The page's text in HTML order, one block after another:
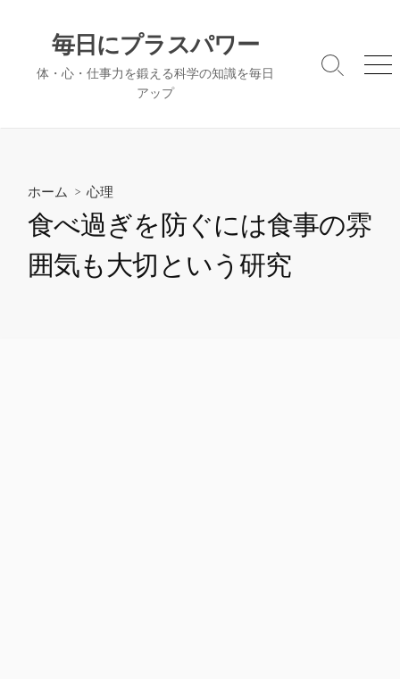
毎日にプラスパワー
体・心・仕事力を鍛える科学の知識を毎日
アップ
検
メ
ホーム > 心理
食べ過ぎを防ぐには食事の雰
囲気も大切という研究